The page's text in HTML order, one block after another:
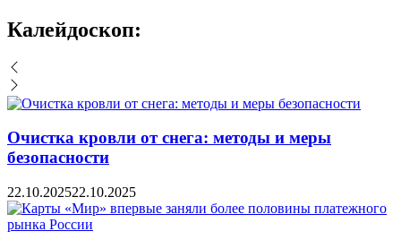
Калейдоскоп:
Очистка кровли от снега: методы и меры
безопасности
22.10.202522.10.2025